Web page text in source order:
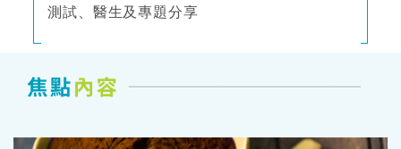
測試、醫生及專題分享